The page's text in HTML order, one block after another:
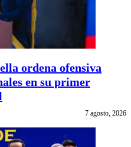
ordena ofensiva
en su primer
7 agosto, 2026